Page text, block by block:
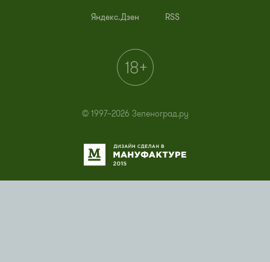
Яндекс.Дзен RSS
© 1997–2026 Зеленоград.ру